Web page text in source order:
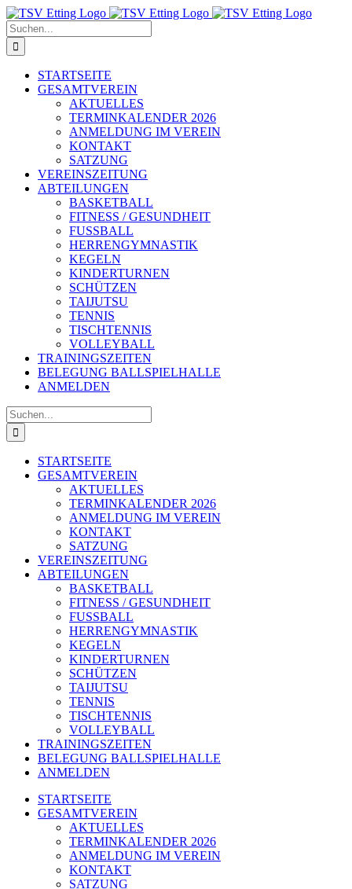
Skip
to
content
Suche
nach:
STARTSEITE
GESAMTVEREIN
AKTUELLES
TERMINKALENDER 2026
ANMELDUNG IM VEREIN
KONTAKT
SATZUNG
VEREINSZEITUNG
ABTEILUNGEN
BASKETBALL
FITNESS / GESUNDHEIT
FUSSBALL
HERRENGYMNASTIK
KEGELN
KINDERTURNEN
SCHÜTZEN
TAIJUTSU
TENNIS
TISCHTENNIS
VOLLEYBALL
TRAININGSZEITEN
BELEGUNG BALLSPIELHALLE
ANMELDEN
Suche
nach:
STARTSEITE
GESAMTVEREIN
AKTUELLES
TERMINKALENDER 2026
ANMELDUNG IM VEREIN
KONTAKT
SATZUNG
VEREINSZEITUNG
ABTEILUNGEN
BASKETBALL
FITNESS / GESUNDHEIT
FUSSBALL
HERRENGYMNASTIK
KEGELN
KINDERTURNEN
SCHÜTZEN
TAIJUTSU
TENNIS
TISCHTENNIS
VOLLEYBALL
TRAININGSZEITEN
BELEGUNG BALLSPIELHALLE
ANMELDEN
STARTSEITE
GESAMTVEREIN
AKTUELLES
TERMINKALENDER 2026
ANMELDUNG IM VEREIN
KONTAKT
SATZUNG